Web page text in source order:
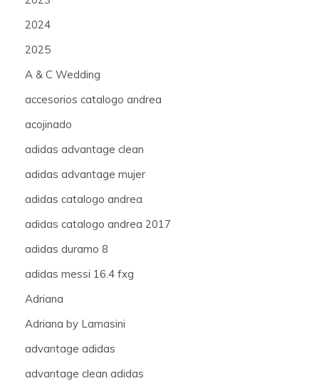
2024
2025
A & C Wedding
accesorios catalogo andrea
acojinado
adidas advantage clean
adidas advantage mujer
adidas catalogo andrea
adidas catalogo andrea 2017
adidas duramo 8
adidas messi 16.4 fxg
Adriana
Adriana by Lamasini
advantage adidas
advantage clean adidas